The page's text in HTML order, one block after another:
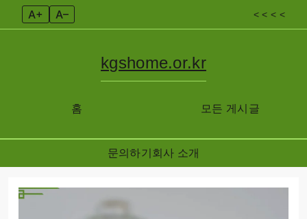
A+ A– < < < <
홈
kgshome.or.kr
모든 게시글
문의하기 회사 소개